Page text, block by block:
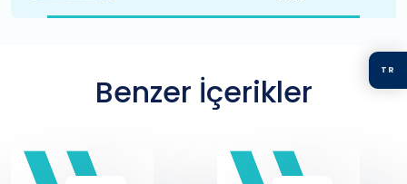
TR
Benzer İçerikler